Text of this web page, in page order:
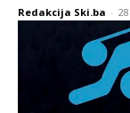
Redakcija Ski.ba -